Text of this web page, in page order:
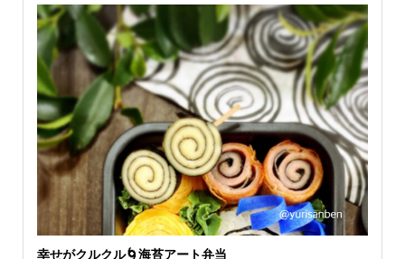
幸せがクルクル🌀海苔アート弁当